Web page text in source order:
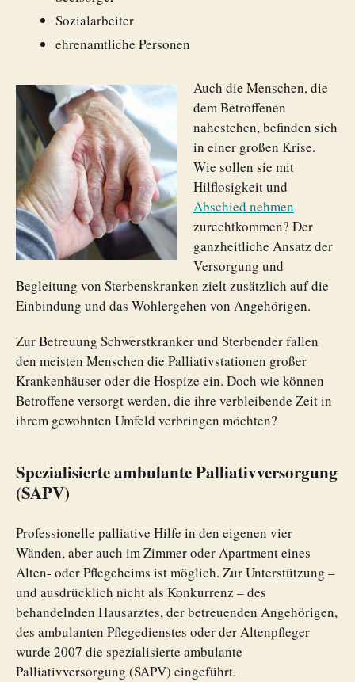
Sozialarbeiter
ehrenamtliche Personen
Auch die Menschen, die
dem Betroffenen
nahestehen, befinden sich
in einer großen Krise.
Wie sollen sie mit
Hilflosigkeit und
Abschied nehmen
zurechtkommen? Der
ganzheitliche Ansatz der
Versorgung und
Begleitung von Sterbenskranken zielt zusätzlich auf die
Einbindung und das Wohlergehen von Angehörigen.
Zur Betreuung Schwerstkranker und Sterbender fallen
den meisten Menschen die Palliativstationen großer
Krankenhäuser oder die Hospize ein. Doch wie können
Betroffene versorgt werden, die ihre verbleibende Zeit in
ihrem gewohnten Umfeld verbringen möchten?
Spezialisierte ambulante Palliativversorgung
(SAPV)
Professionelle palliative Hilfe in den eigenen vier
Wänden, aber auch im Zimmer oder Apartment eines
Alten- oder Pflegeheims ist möglich. Zur Unterstützung –
und ausdrücklich nicht als Konkurrenz – des
behandelnden Hausarztes, der betreuenden Angehörigen,
des ambulanten Pflegedienstes oder der Altenpfleger
wurde 2007 die spezialisierte ambulante
Palliativversorgung (SAPV) eingeführt.